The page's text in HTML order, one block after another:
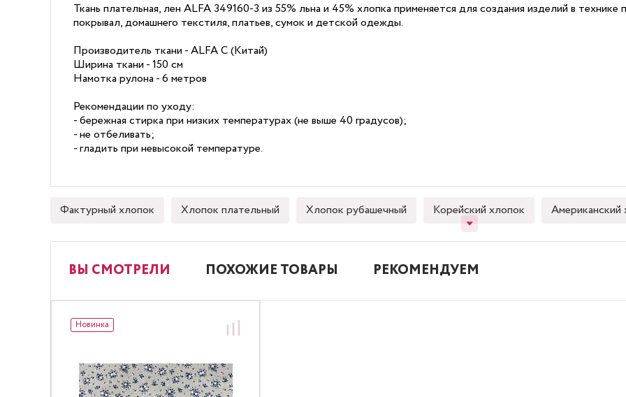
Ткань плательная, лен ALFA 349160-3 из 55% льна и 45% хлопка применяется для создания изделий в
покрывал, домашнего текстиля, платьев, сумок и детской одежды.
Производитель ткани - ALFA С (Китай)
Ширина ткани - 150 см
Намотка рулона - 6 метров
Рекомендации по уходу:
- бережная стирка при низких температурах (не выше 40 градусов);
- не отбеливать;
- гладить при невысокой температуре.
Фактурный хлопок Хлопок плательный Хлопок рубашечный Корейский хлопок Американский
ВЫ СМОТРЕЛИ ПОХОЖИЕ ТОВАРЫ РЕКОМЕНДУЕМ
Новинка